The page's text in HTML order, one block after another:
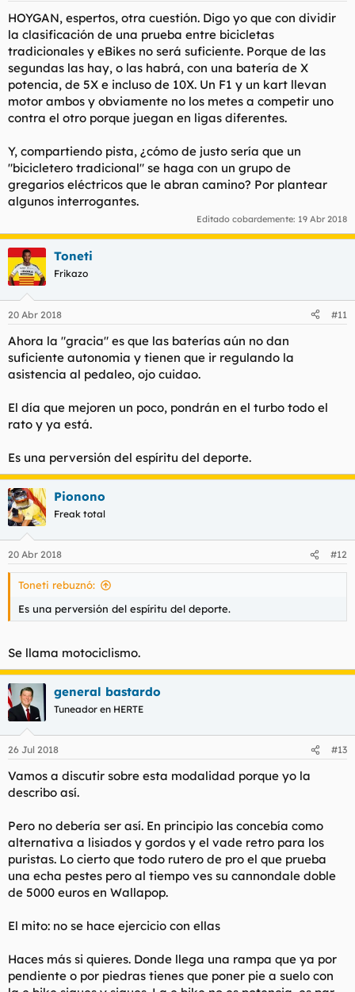
HOYGAN, espertos, otra cuestión. Digo yo que con dividir
la clasificación de una prueba entre bicicletas
tradicionales y eBikes no será suficiente. Porque de las
segundas las hay, o las habrá, con una batería de X
potencia, de 5X e incluso de 10X. Un F1 y un kart llevan
motor ambos y obviamente no los metes a competir uno
contra el otro porque juegan en ligas diferentes.
Y, compartiendo pista, ¿cómo de justo sería que un
"bicicletero tradicional" se haga con un grupo de
gregarios eléctricos que le abran camino? Por plantear
algunos interrogantes.
Editado cobardemente: 19 Abr 2018
Toneti
Frikazo
20 Abr 2018 #11
Ahora la "gracia" es que las baterías aún no dan
suficiente autonomia y tienen que ir regulando la
asistencia al pedaleo, ojo cuidao.
El día que mejoren un poco, pondrán en el turbo todo el
rato y ya está.
Es una perversión del espíritu del deporte.
Pionono
Freak total
20 Abr 2018 #12
Toneti rebuznó:
Es una perversión del espíritu del deporte.
Se llama motociclismo.
general bastardo
Tuneador en HERTE
26 Jul 2018 #13
Vamos a discutir sobre esta modalidad porque yo la
describo así.
Pero no debería ser así. En principio las concebía como
alternativa a lisiados y gordos y el vade retro para los
puristas. Lo cierto que todo rutero de pro el que prueba
una echa pestes pero al tiempo ves su cannondale doble
de 5000 euros en Wallapop.
El mito: no se hace ejercicio con ellas
Haces más si quieres. Donde llega una rampa que ya por
pendiente o por piedras tienes que poner pie a suelo con